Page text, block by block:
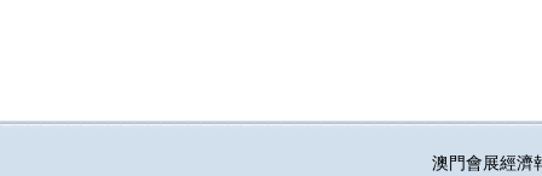
澳門會展經